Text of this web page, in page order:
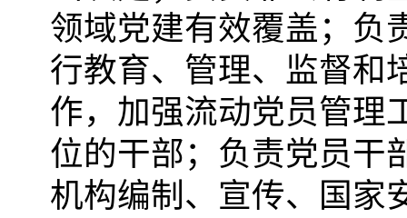
领域党建有效覆盖；负
行教育、管理、监督和
作，加强流动党员管理
位的干部；负责党员干
机构编制、宣传、国家